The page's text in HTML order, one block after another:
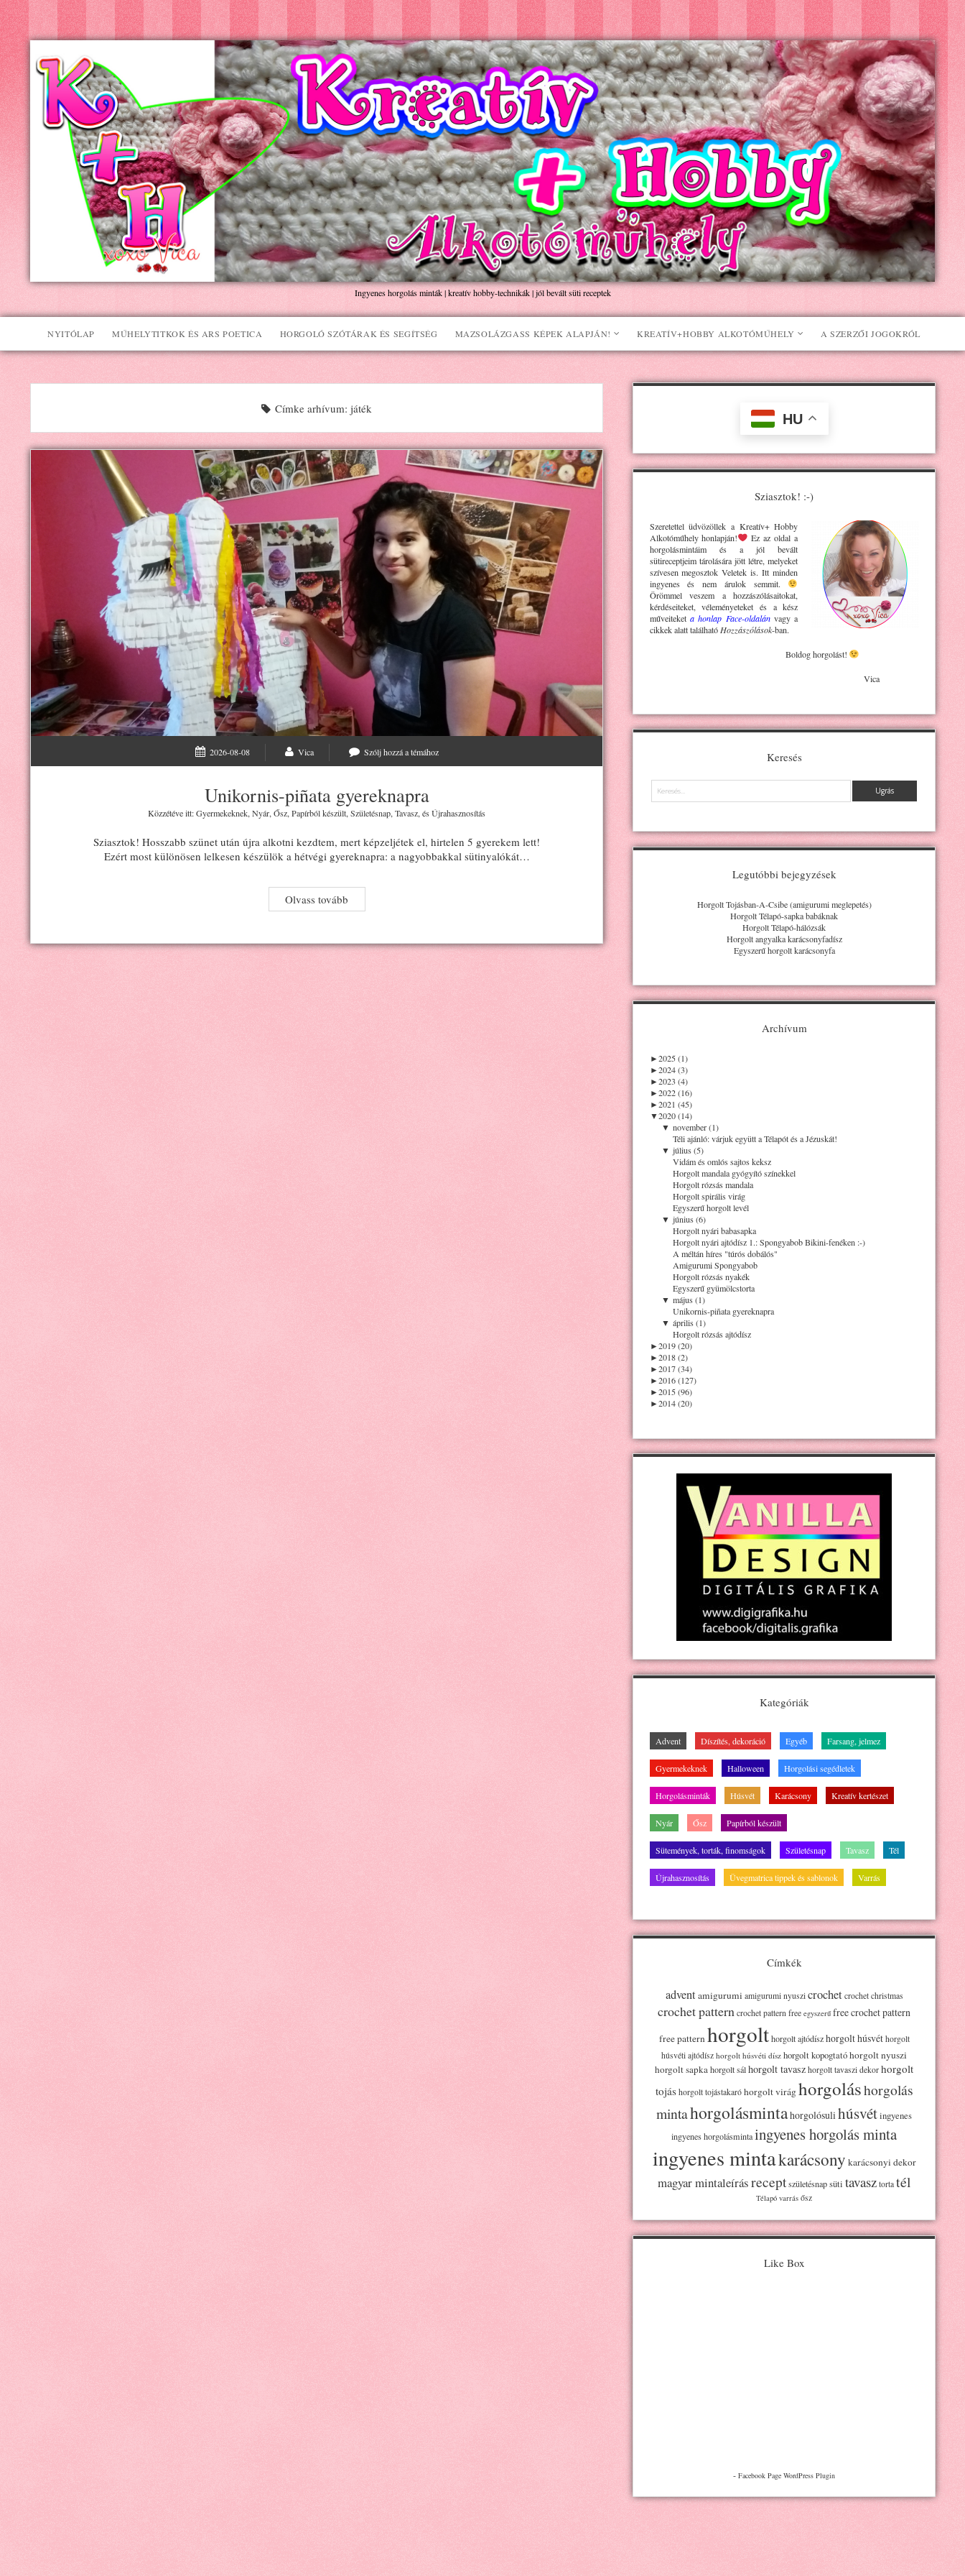
Kreatív+Hobby
Alkotóműhely
Ingyenes horgolás minták | kreatív hobby-technikák | jól bevált süti receptek
NYITÓLAP MŰHELYTITKOK ÉS ARS POETICA HORGOLÓ SZÓTÁRAK ÉS SEGÍTSÉG MAZSOLÁZGASS KÉPEK ALAPJÁN! KREATÍV+HOBBY ALKOTÓMŰHELY A SZERZŐI JOGOKRÓL
Címke arhívum: játék
2026-08-08 Vica Szólj hozzá a témához
Unikornis-piñata gyereknapra
Közzétéve itt:Gyermekeknek, Nyár, Ősz, Papírból készült, Születésnap, Tavasz, ésÚjrahasznosítás
Sziasztok! Hosszabb szünet után újra alkotni kezdtem, mert képzeljétek el, hirtelen 5 gyerekem lett!
Ezért most különösen lelkesen készülök a hétvégi gyereknapra: a nagyobbakkal sütinyalókát…
Olvass tovább
piñata
HU
Sziasztok! :-)
Szeretettel üdvözöllek a Kreatív+ Hobby
Alkotóműhelyhonlapján!
Ez az oldal a
horgolásmintáim és a jól bevált
sütireceptjeim tárolására jött létre, melyeket
szívesen megosztok Veletek is. Itt minden
ingyenes és nem árulok semmit.
Örömmel veszem a hozzászólásaitokat,
kérdéseiteket, véleményeteket és a kész
műveiteket a honlap Face-oldalánvagy a
cikkek alatt található Hozzászólások-ban.
Boldog horgolást!
Vica
Keresés
Keresés
Legutóbbi bejegyzések
Horgolt Tojásban-A-Csibe (amigurumi meglepetés)
Horgolt Télapó-sapka babáknak
Horgolt Télapó-hálózsák
Horgolt angyalka karácsonyfadísz
Egyszerű horgolt karácsonyfa
Archívum
►2025 (1)
►2024 (3)
►2023 (4)
►2022 (16)
►2021 (45)
▼2020 (14)
▼ november (1)
Téli ajánló: várjuk együtt a Télapót és a Jézuskát!
▼ július (5)
Vidám és omlós sajtos keksz
Horgolt mandala gyógyító színekkel
Horgolt rózsás mandala
Horgolt spirális virág
Egyszerű horgolt levél
▼ június (6)
Horgolt nyári babasapka
Horgolt nyári ajtódísz 1.: Spongyabob Bikini-fenéken :-)
A méltán híres "túrós dobálós"
Amigurumi Spongyabob
Horgolt rózsás nyakék
Egyszerű gyümölcstorta
▼ május (1)
Unikornis-piñata gyereknapra
▼ április (1)
Horgolt rózsás ajtódísz
►2019 (20)
►2018 (2)
►2017 (34)
►2016 (127)
►2015 (96)
►2014 (20)
Kategóriák
Advent Díszítés, dekoráció Egyéb Farsang, jelmez
Gyermekeknek Halloween Horgolási segédletek
Horgolásminták Húsvét Karácsony Kreatív kertészet
Nyár Ősz Papírból készült
Sütemények, torták, finomságok Születésnap Tavasz Tél
Újrahasznosítás Üvegmatrica tippek és sablonok Varrás
Címkék
adventamigurumi amigurumi nyuszi crochet crochet christmas
crochet pattern crochet pattern free egyszerű free crochet pattern
free patternhorgolt horgolt ajtódísz horgolt húsvét horgolt
húsvéti ajtódísz horgolt húsvéti dísz horgolt kopogtatóhorgolt nyuszi
horgolt sapkahorgolt sálhorgolt tavasz horgolt tavaszi dekor horgolt
tojás horgolt tojástakaró horgolt virághorgoláshorgolás
mintahorgolásmintahorgolósulihúsvétingyenes
ingyenes horgolásmintaingyenes horgolás minta
ingyenes mintakarácsony karácsonyi dekor
magyar mintaleírásrecept születésnap süti tavasz torta tél
Télapó varrás ősz
Like Box
- Facebook Page WordPress Plugin